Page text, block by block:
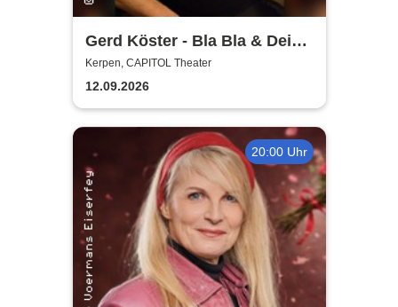
Gerd Köster - Bla Bla & Dei
Dei
Kerpen, CAPITOL Theater
12.09.2026
20:00 Uhr